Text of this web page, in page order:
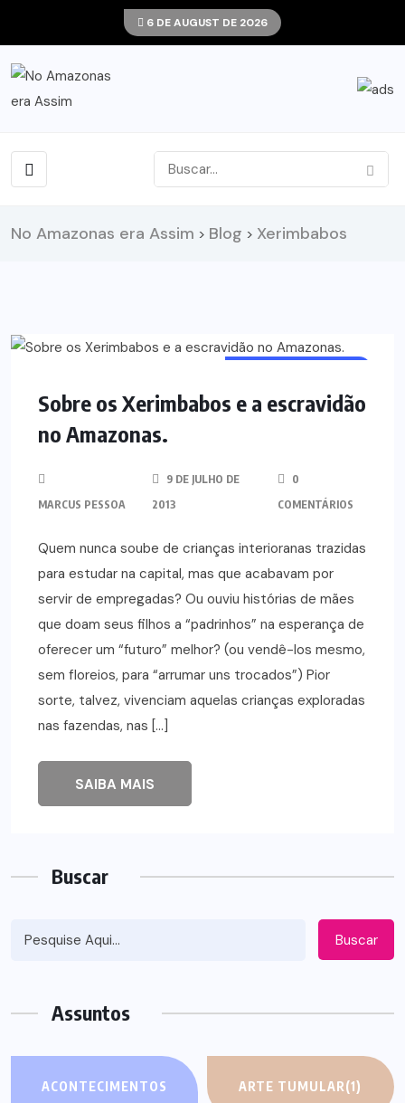
6 DE AUGUST DE 2026
No Amazonas era Assim > Blog > Xerimbabos
Sobre os Xerimbabos e a escravidão
no Amazonas.
MARCUS PESSOA
9 DE JULHO DE
2013
0
COMENTÁRIOS
Quem nunca soube de crianças interioranas trazidas
para estudar na capital, mas que acabavam por
servir de empregadas? Ou ouviu histórias de mães
que doam seus filhos a “padrinhos” na esperança de
oferecer um “futuro” melhor? (ou vendê-los mesmo,
sem floreios, para “arrumar uns trocados”) Pior
sorte, talvez, vivenciam aquelas crianças exploradas
nas fazendas, nas […]
SAIBA MAIS
Buscar
Buscar
Assuntos
ACONTECIMENTOS
ARTE TUMULAR(1)